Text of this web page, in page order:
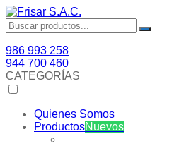
986 993 258
944 700 460
CATEGORÍAS
Quienes Somos
ProductosNuevos